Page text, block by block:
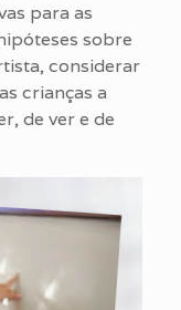
para as
sobre
considerar
crianças a
de ver e de